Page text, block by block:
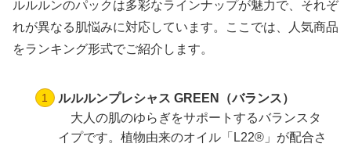
ルルルンのパックは多彩なラインナップが魅力で、それぞ
れが異なる肌悩みに対応しています。ここでは、人気商品
をランキング形式でご紹介します。
ルルルンプレシャス GREEN（バランス）
大人の肌のゆらぎをサポートするバランスタ
イプです。植物由来のオイル「L22®」が配合さ